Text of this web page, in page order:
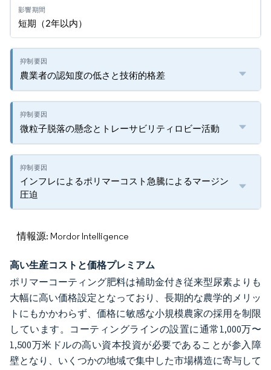
短期（2年以内）
農業者の認知度の低さと技術的格差
微粒子脱落の懸念とトレーサビリティロビー活動
インフレによるポリマーコスト急騰によるマージン
圧迫
情報源: Mordor Intelligence
高い生産コストと価格プレミアム
ポリマーコーティング肥料は補助金付き従来型尿素よりも
大幅に高い価格設定となっており、長期的な農学的メリッ
トにもかかわらず、価格に敏感な小規模農家の採用を制限
しています。コーティングラインの設置に通常1,000万〜
1,500万米ドルの高い資本投資が必要であることが参入障
壁となり、いくつかの地域で集中した市場構造に寄与して